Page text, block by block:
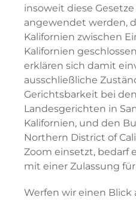
insoweit diese
angewendet werden,
Kalifornien zwischen
Kalifornien
erklären sich damit
ausschließliche
Gerichtsbarkeit bei
Landesgerichten in
Kalifornien, und den
Northern District of
Zoom einsetzt, bedarf
mit einer Zulassung
Werfen wir einen Blick